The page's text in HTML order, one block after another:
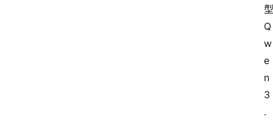
型
Q
w
e
n
3
.